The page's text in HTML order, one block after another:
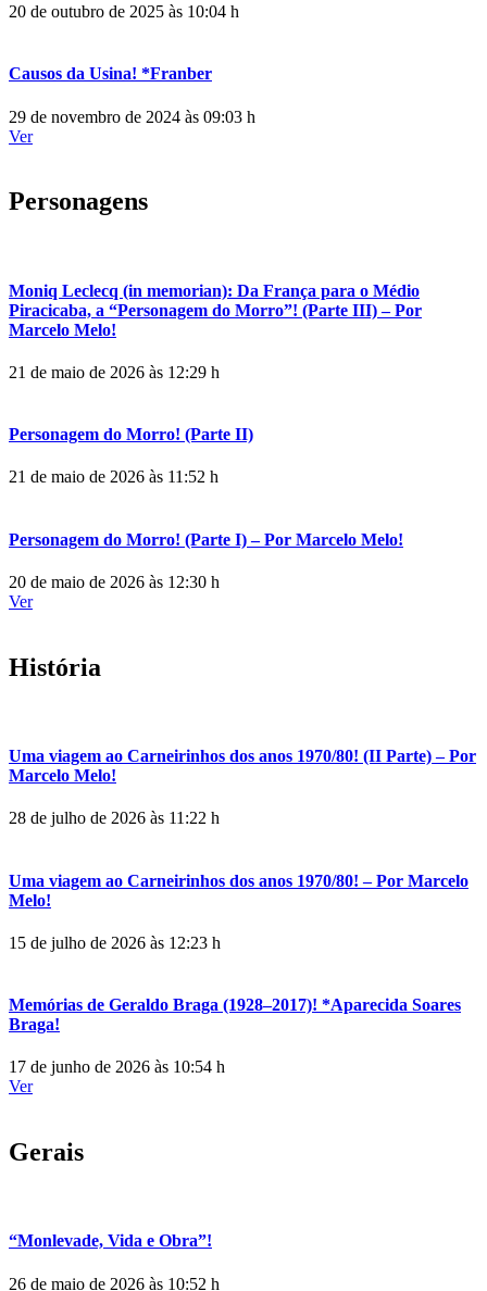
20 de outubro de 2025 às 10:04 h
Causos da Usina! *Franber
29 de novembro de 2024 às 09:03 h
Ver
Personagens
Moniq Leclecq (in memorian): Da França para o Médio
Piracicaba, a “Personagem do Morro”! (Parte III) – Por
Marcelo Melo!
21 de maio de 2026 às 12:29 h
Personagem do Morro! (Parte II)
21 de maio de 2026 às 11:52 h
Personagem do Morro! (Parte I) – Por Marcelo Melo!
20 de maio de 2026 às 12:30 h
Ver
História
Uma viagem ao Carneirinhos dos anos 1970/80! (II Parte) – Por
Marcelo Melo!
28 de julho de 2026 às 11:22 h
Uma viagem ao Carneirinhos dos anos 1970/80! – Por Marcelo
Melo!
15 de julho de 2026 às 12:23 h
Memórias de Geraldo Braga (1928–2017)! *Aparecida Soares
Braga!
17 de junho de 2026 às 10:54 h
Ver
Gerais
“Monlevade, Vida e Obra”!
26 de maio de 2026 às 10:52 h